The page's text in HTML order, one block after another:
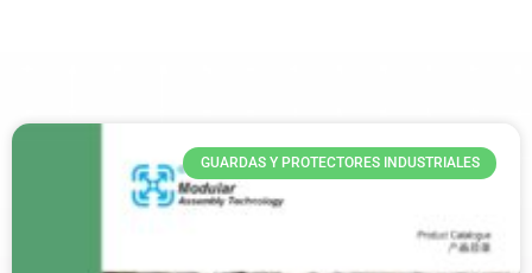
GUARDAS Y PROTECTORES INDUSTRIALES